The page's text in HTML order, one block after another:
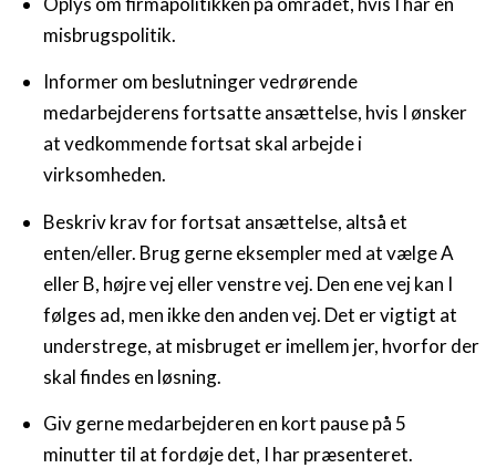
misbrugspolitik.
Informer om beslutninger vedrørende
medarbejderens fortsatte ansættelse, hvis I ønsker
at vedkommende fortsat skal arbejde i
virksomheden.
Beskriv krav for fortsat ansættelse, altså et
enten/eller. Brug gerne eksempler med at vælge A
eller B, højre vej eller venstre vej. Den ene vej kan I
følges ad, men ikke den anden vej. Det er vigtigt at
understrege, at misbruget er imellem jer, hvorfor der
skal findes en løsning.
Giv gerne medarbejderen en kort pause på 5
minutter til at fordøje det, I har præsenteret.